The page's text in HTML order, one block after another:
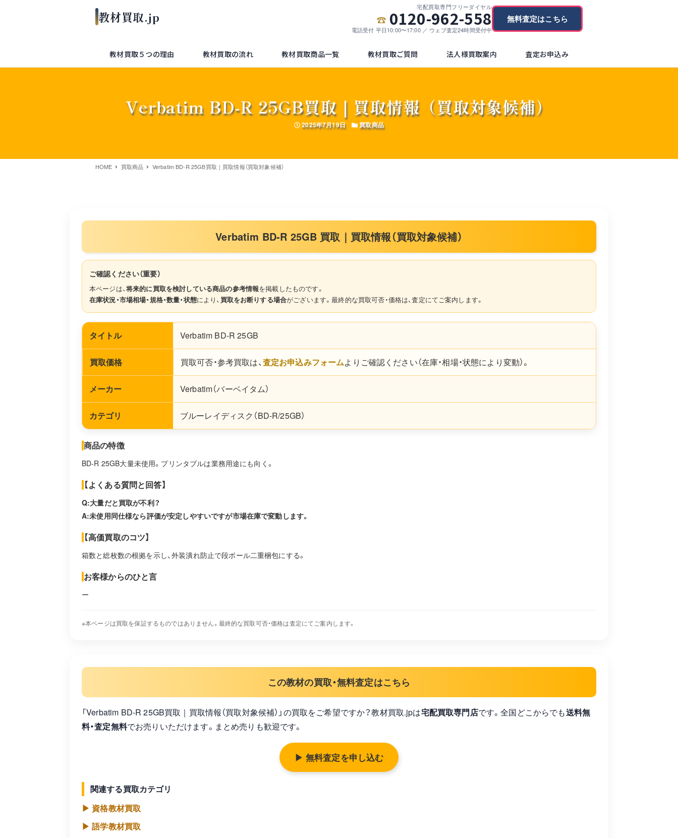
宅配買取専門フリーダイヤル
0120-962-558
電話受付 平日10:00〜17:00 ／ ウェブ査定24時間受付中
無料査定はこちら
教材買取５つの理由 教材買取の流れ 教材買取商品一覧 教材買取ご質問 法人様買取案内 査定お申込み
Verbatim BD-R 25GB買取｜買取情報（買取対象候補）
投稿日
2025年7月19日 カテゴリー
買取商品
HOME 買取商品 Verbatim BD-R 25GB買取｜買取情報（買取対象候補）
Verbatim BD-R 25GB 買取｜買取情報（買取対象候補）
ご確認ください（重要）
本ページは、将来的に買取を検討している商品の参考情報を掲載したものです。
在庫状況・市場相場・規格・数量・状態により、 買取をお断りする場合がございます。最終的な買取可否・価格は、査定にてご案内します。
タイトル Verbatim BD-R 25GB
買取価格 買取可否・参考買取は、査定お申込みフォームよりご確認ください（在庫・相場・状態により変動）。
メーカー Verbatim（バーベイタム）
カテゴリ ブルーレイディスク（BD-R/25GB）
商品の特徴
BD-R 25GB大量未使用。プリンタブルは業務用途にも向く。
【よくある質問と回答】
Q:大量だと買取が不利？
A:未使用同仕様なら評価が安定しやすいですが市場在庫で変動します。
【高価買取のコツ】
箱数と総枚数の根拠を示し、外装潰れ防止で段ボール二重梱包にする。
お客様からのひと言
ー
※本ページは買取を保証するものではありません。最終的な買取可否・価格は査定にてご案内します。
この教材の買取・無料査定はこちら
「Verbatim BD-R 25GB買取｜買取情報（買取対象候補）」の買取をご希望ですか？教材買取.jpは宅配買取専門店です。全国どこからでも送料無
料・査定無料でお売りいただけます。まとめ売りも歓迎です。
▶ 無料査定を申し込む
関連する買取カテゴリ
▶ 資格教材買取
▶ 語学教材買取